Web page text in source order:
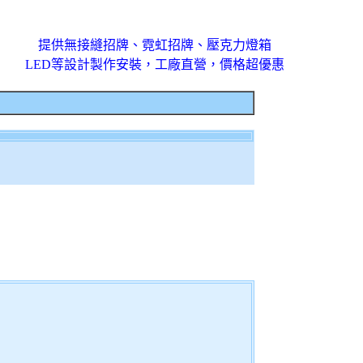
提供無接縫招牌、霓虹招牌、壓克力燈箱
LED等設計製作安裝，工廠直營，價格超優惠